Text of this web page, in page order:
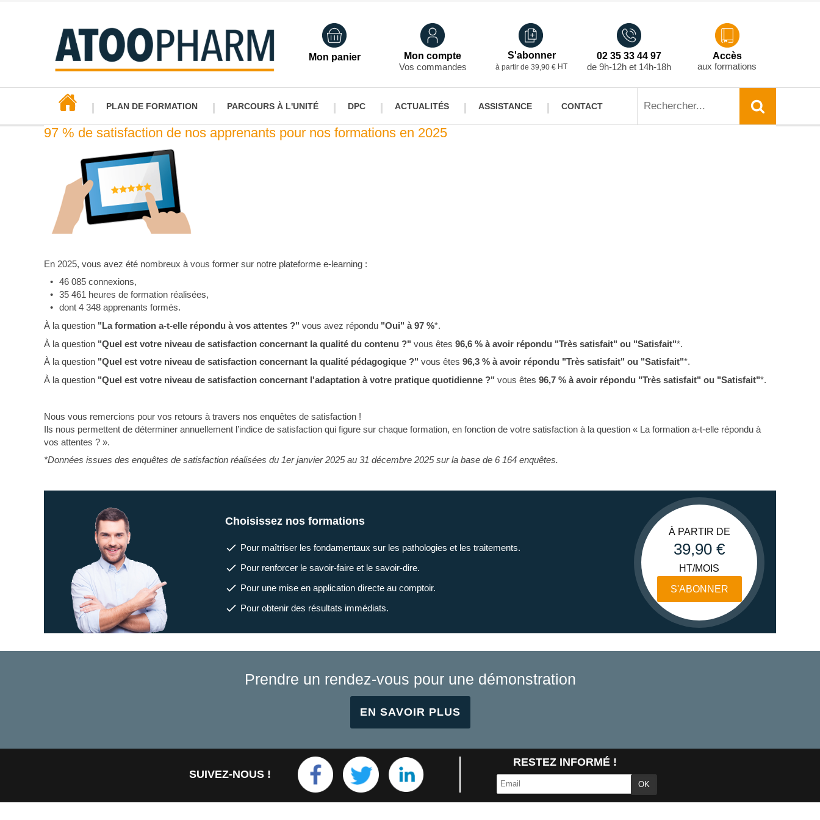
Mon panier Mon compte
Vos commandes
S'abonner
à partir de 39,90 € HT
02 35 33 44 97
de 9h-12h et 14h-18h
Accès
aux formations
PLAN DE FORMATION PARCOURS À L'UNITÉ
Nos parcours à l'unité
DPC
Nos DPC
ACTUALITÉS ASSISTANCE CONTACT
97 % de satisfaction de nos apprenants pour nos formations en 2025
En 2025, vous avez été nombreux à vous former sur notre plateforme e-learning :
46 085 connexions,
35 461 heures de formation réalisées,
dont 4 348 apprenants formés.
À la question "La formation a-t-elle répondu à vos attentes ?" vous avez répondu "Oui" à 97 %*.
À la question "Quel est votre niveau de satisfaction concernant la qualité du contenu ?" vous êtes 96,6 % à avoir répondu "Très satisfait" ou "Satisfait"*.
À la question "Quel est votre niveau de satisfaction concernant la qualité pédagogique ?" vous êtes 96,3 % à avoir répondu "Très satisfait" ou "Satisfait"*.
À la question "Quel est votre niveau de satisfaction concernant l'adaptation à votre pratique quotidienne ?" vous êtes 96,7 % à avoir répondu "Très satisfait" ou "Satisfait"*.
Nous vous remercions pour vos retours à travers nos enquêtes de satisfaction !
Ils nous permettent de déterminer annuellement l’indice de satisfaction qui figure sur chaque formation, en fonction de votre satisfaction à la question « La formation a-t-elle répondu à
vos attentes ? ».
*Données issues des enquêtes de satisfaction réalisées du 1er janvier 2025 au 31 décembre 2025 sur la base de 6 164 enquêtes.
Choisissez nos formations
Pour maîtriser les fondamentaux sur les pathologies et les traitements.
Pour renforcer le savoir-faire et le savoir-dire.
Pour une mise en application directe au comptoir.
Pour obtenir des résultats immédiats.
À PARTIR DE
39,90 €
HT/MOIS
S'ABONNER
Prendre un rendez-vous pour une démonstration
EN SAVOIR PLUS
SUIVEZ-NOUS !
RESTEZ INFORMÉ !